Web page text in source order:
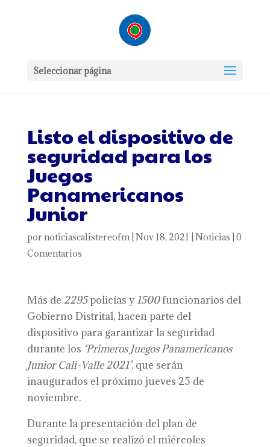
Seleccionar página
Listo el dispositivo de
seguridad para los
Juegos
Panamericanos
Junior
por noticiascalistereofm| Nov 18, 2021 Noticias 0
Comentarios
Más de 2295policías y1500funcionarios del
Gobierno Distrital, hacen parte del
dispositivo para garantizar la seguridad
durante los ‘Primeros Juegos Panamericanos
Junior Cali-Valle 2021’, que serán
inaugurados el próximo jueves 25 de
noviembre.
Durante la presentación del plan de
seguridad, que se realizó el miércoles